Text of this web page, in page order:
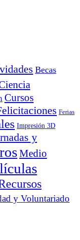
Becas
Cursos
Ferias
Impresión 3D
y
Medio
y Voluntariado